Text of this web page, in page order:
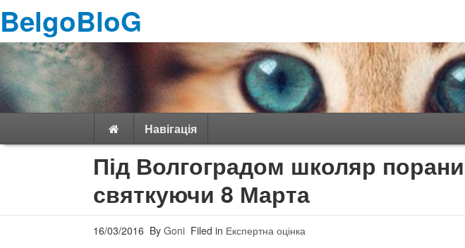
BelgoBloG
Навігація
Під Волгоградом школяр
святкуючи 8 Марта
16/03/2016 By Goni Filed in Експертна оцінка